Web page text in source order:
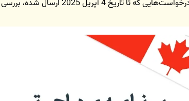
که تا تاریخ 4 آپریل 2025 ارسال شده، بررسی خواهند شد.